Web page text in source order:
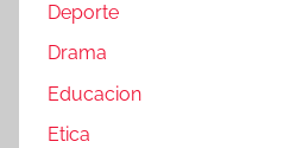
Deporte
Drama
Educacion
Etica